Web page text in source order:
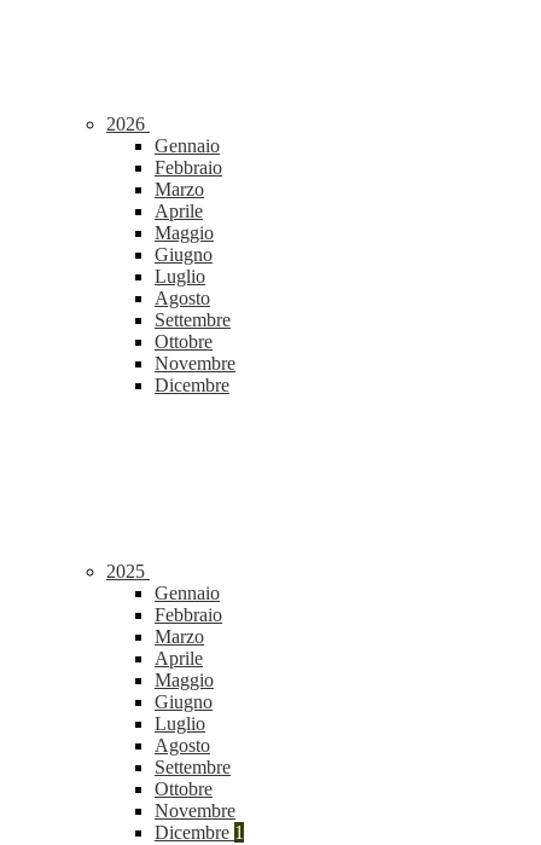
2026
Gennaio
Febbraio
Marzo
Aprile
Maggio
Giugno
Luglio
Agosto
Settembre
Ottobre
Novembre
Dicembre
2025
Gennaio
Febbraio
Marzo
Aprile
Maggio
Giugno
Luglio
Agosto
Settembre
Ottobre
Novembre
Dicembre 1